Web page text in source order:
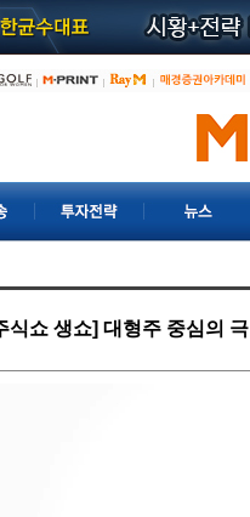
식쇼 생쇼] 대형주 중심의